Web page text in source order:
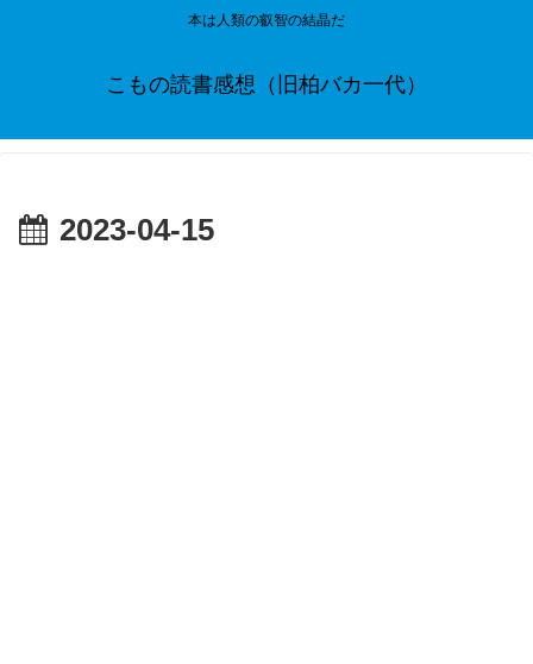
本は人類の叡智の結晶だ
こもの読書感想（旧柏バカ一代）
2023-04-15